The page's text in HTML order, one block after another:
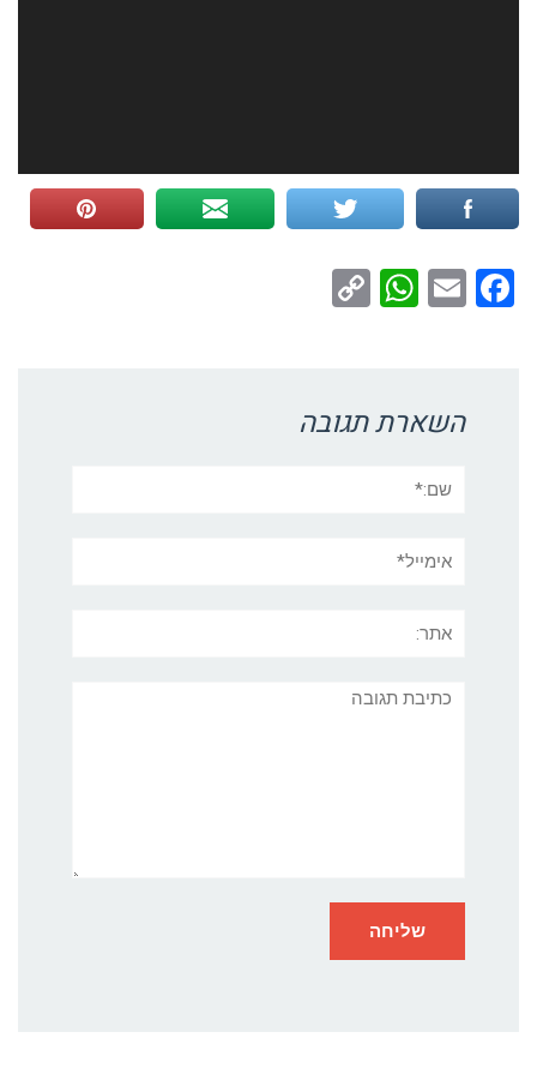
Facebook
Email
WhatsApp
השארת תגובה
תגובה